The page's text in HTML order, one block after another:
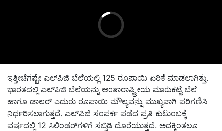
ಇತ್ತೀಚೆಗಷ್ಟೇ ಎಲ್‌ಪಿಜಿ ಬೆಲೆಯಲ್ಲಿ 125 ರೂಪಾಯಿ ಏರಿಕೆ ಮಾಡಲಾಗಿತ್ತು.
ಭಾರತದಲ್ಲಿ ಎಲ್‌ಪಿಜಿ ಬೆಲೆಯನ್ನು ಅಂತಾರಾಷ್ಟ್ರೀಯ ಮಾರುಕಟ್ಟೆ ಬೆಲೆ
ಹಾಗೂ ಡಾಲರ್‌ ಎದುರು ರೂಪಾಯಿ ಮೌಲ್ಯವನ್ನು ಮುಖ್ಯವಾಗಿ ಪರಿಗಣಿಸಿ
ನಿರ್ಧರಿಸಲಾಗುತ್ತದೆ. ಎಲ್‌ಪಿಜಿ ಸಂಪರ್ಕ ಪಡೆದ ಪ್ರತಿ ಕುಟುಂಬಕ್ಕೆ
ವರ್ಷದಲ್ಲಿ 12 ಸಿಲಿಂಡರ್‌ಗಳಿಗೆ ಸಬ್ಸಿಡಿ ದೊರೆಯುತ್ತದೆ. ಅದಕ್ಕಿಂತಲೂ